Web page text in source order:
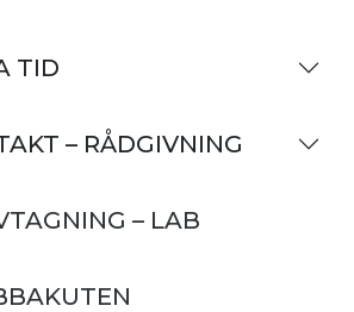
TID
– RÅDGIVNING
– LAB